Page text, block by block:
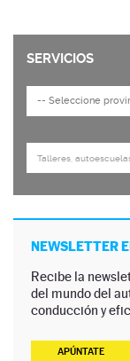
NEWSLETTER
Recibe la
del mundo del
conducción y
APÚNTATE